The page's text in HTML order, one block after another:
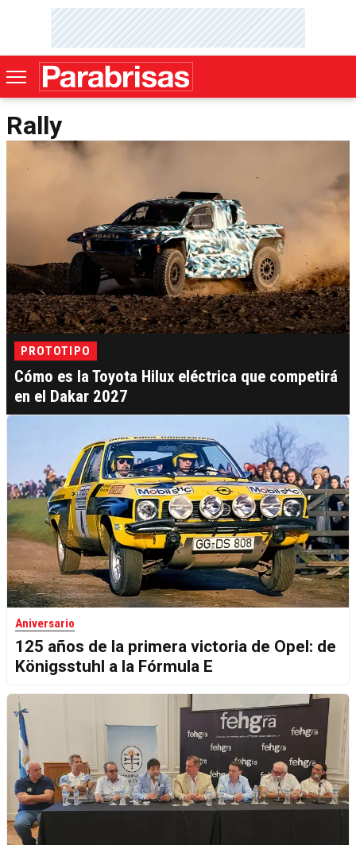
Rally
PROTOTIPO
Cómo es la Toyota Hilux eléctrica que competirá
en el Dakar 2027
Aniversario
125 años de la primera victoria de Opel: de
Königsstuhl a la Fórmula E